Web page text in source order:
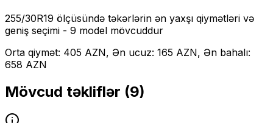
255/30R19 ölçüsündə təkərlərin ən yaxşı qiymətləri və
geniş seçimi - 9 model mövcuddur
Orta qiymət: 405 AZN, Ən ucuz: 165 AZN, Ən bahalı:
658 AZN
Mövcud təkliflər (9)